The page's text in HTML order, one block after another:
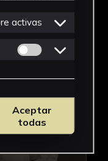
activas
Permitir cookies
Aceptar
todas